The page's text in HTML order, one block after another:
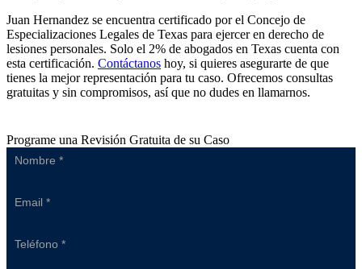
Juan Hernandez se encuentra certificado por el Concejo de
Especializaciones Legales de Texas para ejercer en derecho de
lesiones personales. Solo el 2% de abogados en Texas cuenta con
esta certificación. Contáctanos hoy, si quieres asegurarte de que
tienes la mejor representación para tu caso. Ofrecemos consultas
gratuitas y sin compromisos, así que no dudes en llamarnos.
Programe una Revisión Gratuita de su Caso
Sidebar
Form